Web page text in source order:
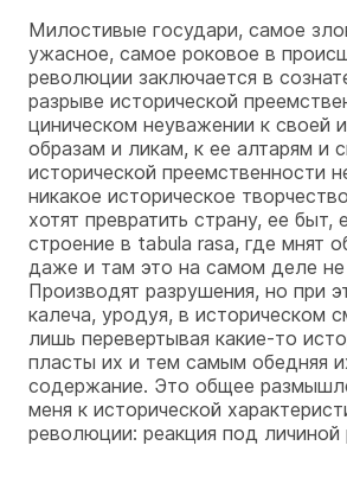
Милостивые государи, самое
ужасное, самое роковое в
революции заключается в
разрыве исторической
циническом неуважении к своей
образам и ликам, к ее алтарям и
исторической преемственности
никакое историческое
хотят превратить страну, ее
строение в tabula rasa, где мнят
даже и там это на самом деле не
Производят разрушения, но при
калеча, уродуя, в историческом
лишь перевертывая какие-то
пласты их и тем самым обедняя
содержание. Это общее
меня к исторической
революции: реакция под